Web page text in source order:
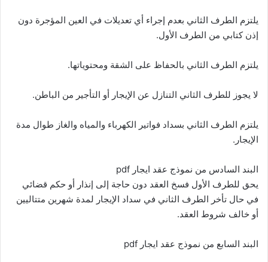
يلتزم الطرف الثاني بعدم إجراء أي تعديلات في العين المؤجرة دون
إذن كتابي من الطرف الأول.
يلتزم الطرف الثاني بالحفاظ على الشقة ومحتوياتها.
لا يجوز للطرف الثاني التنازل عن الإيجار أو التأجير من الباطن.
يلتزم الطرف الثاني بسداد فواتير الكهرباء والمياه والغاز طوال مدة
الإيجار.
البند السادس من نموذج عقد ايجار pdf
يحق للطرف الأول فسخ العقد دون حاجة إلى إنذار أو حكم قضائي
في حال تأخر الطرف الثاني في سداد الإيجار لمدة شهرين متتاليين
أو خالف شروط العقد.
البند السابع من نموذج عقد ايجار pdf